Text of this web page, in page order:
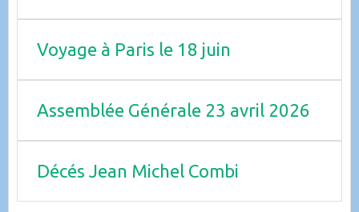
Voyage à Paris le 18 juin
Assemblée Générale 23 avril 2026
Décés Jean Michel Combi